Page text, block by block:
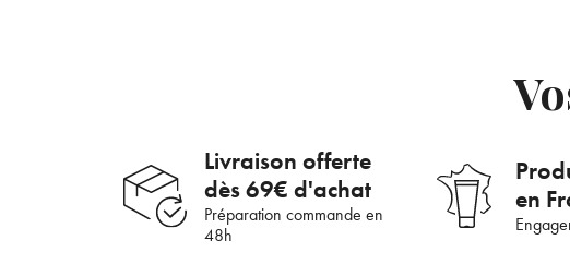
Livraison offerte
dès 69€ d'achat
Préparation commande en
48h
en